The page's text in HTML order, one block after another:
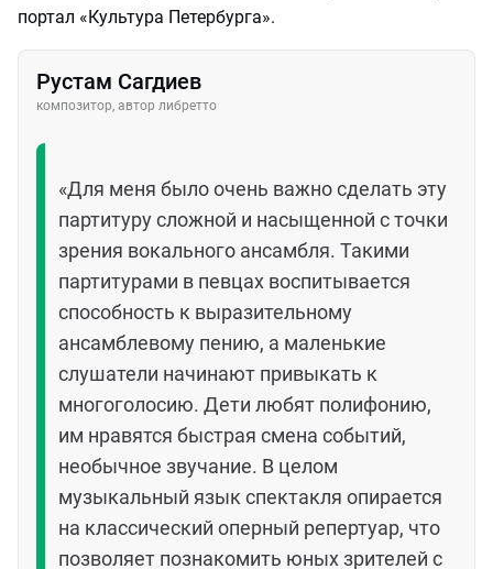
портал «Культура Петербурга».
Рустам Сагдиев
композитор, автор либретто
«Для меня было очень важно сделать эту
партитуру сложной и насыщенной с точки
зрения вокального ансамбля. Такими
партитурами в певцах воспитывается
способность к выразительному
ансамблевому пению, а маленькие
слушатели начинают привыкать к
многоголосию. Дети любят полифонию,
им нравятся быстрая смена событий,
необычное звучание. В целом
музыкальный язык спектакля опирается
на классический оперный репертуар, что
позволяет познакомить юных зрителей с